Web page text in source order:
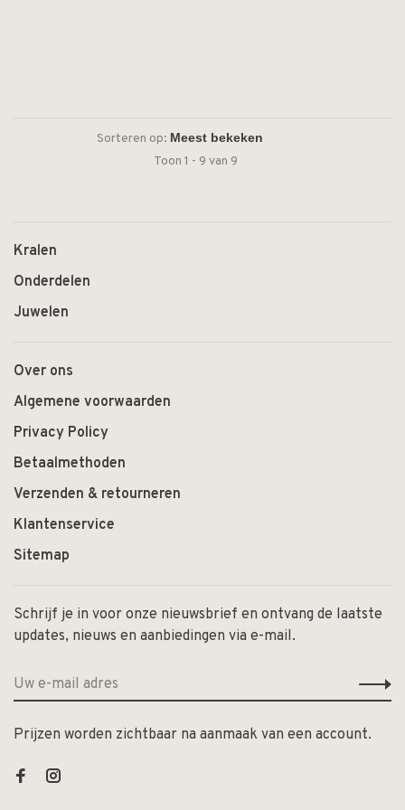
Sorteren op:
Toon 1 - 9 van 9
Kralen
Onderdelen
Juwelen
Over ons
Algemene voorwaarden
Privacy Policy
Betaalmethoden
Verzenden & retourneren
Klantenservice
Sitemap
Schrijf je in voor onze nieuwsbrief en ontvang de laatste
updates, nieuws en aanbiedingen via e-mail.
Prijzen worden zichtbaar na aanmaak van een account.